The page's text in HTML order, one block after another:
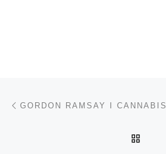
Nawigacja wpisu
GORDON RAMSAY I CANNABIS